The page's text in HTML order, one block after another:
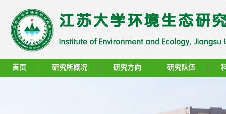
首页 | 研究所概况 | 研究方向 | 研究队伍 |